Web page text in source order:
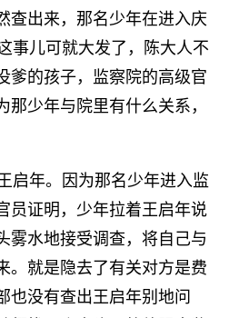
查出来，那名少年在进入庆
事儿可就大发了，陈大人不
爹的孩子，监察院的高级官
那少年与院里有什么关系，
启年。因为那名少年进入监
员证明，少年拉着王启年说
雾水地接受调查，将自己与
。就是隐去了有关对方是费
也没有查出王启年别地问